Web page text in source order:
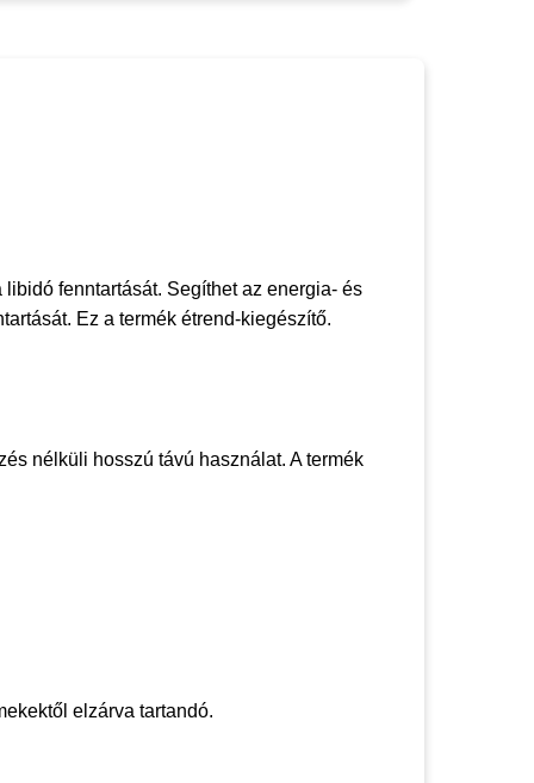
fenntartását. Segíthet az energia- és
Ez a termék étrend-kiegészítő.
nélküli hosszú távú használat. A termék
elzárva tartandó.